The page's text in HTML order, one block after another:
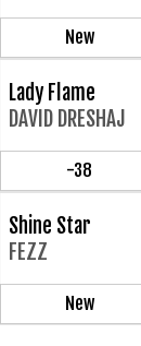
New
Lady Flame
DAVID DRESHAJ
-38
Shine Star
FEZZ
New